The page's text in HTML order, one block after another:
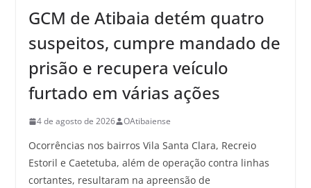
GCM de Atibaia detém quatro
suspeitos, cumpre mandado de
prisão e recupera veículo
furtado em várias ações
4 de agosto de 2026 OAtibaiense
Ocorrências nos bairros Vila Santa Clara, Recreio
Estoril e Caetetuba, além de operação contra linhas
cortantes, resultaram na apreensão de